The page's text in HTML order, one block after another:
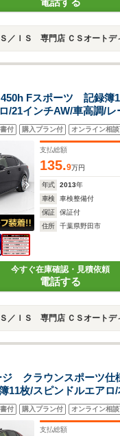
Ｓ 専門店 ＣＳオートディーラー 柏インタ
Fスポーツ 記録簿
/21インチAW/車高調/レ
リアランスソナー/電
アリングヒーター/エア
付 購入プラン付 オンライン相
支払総額
135.9万円
年式 2013年
車検
車検整備付
保証
保証付
住所
千葉県野田市
今すぐ在庫確認・見積依頼
電話する
Ｓ 専門店 ＣＳオートディーラー 柏インタ
クラウンスポーツ仕
11枚/スピンドルエアロ
/ダウンサス/LEDヘッ
冷暖房シート/
付 購入プラン付 オンライン相
支払総額